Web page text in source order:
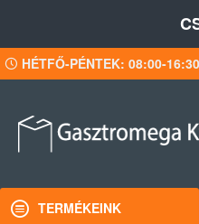
HÉTFŐ-PÉNTEK: 08:00-16:30
TERMÉKEINK